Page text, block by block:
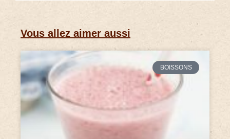
Vous allez aimer aussi
BOISSONS